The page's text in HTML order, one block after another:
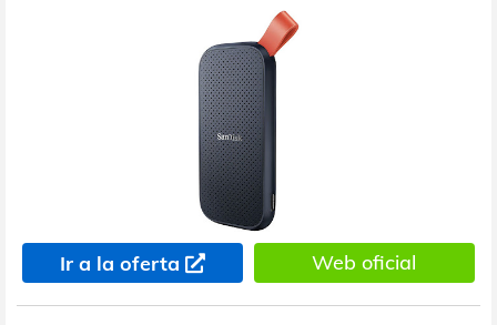
Ir a la oferta Web oficial